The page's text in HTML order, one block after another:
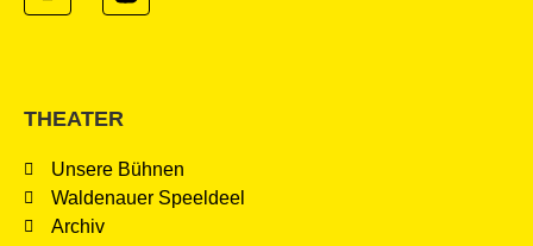
THEATER
Unsere Bühnen
Waldenauer Speeldeel
Archiv